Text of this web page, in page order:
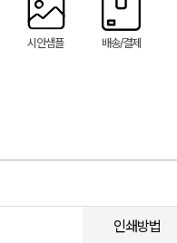
시안샘플 배송/결제
인쇄방법